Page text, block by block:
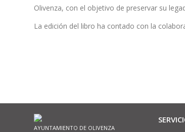
Olivenza, con el objetivo de preservar su
La edición del libro ha contado con la
AYUNTAMIENTO DE OLIVENZA